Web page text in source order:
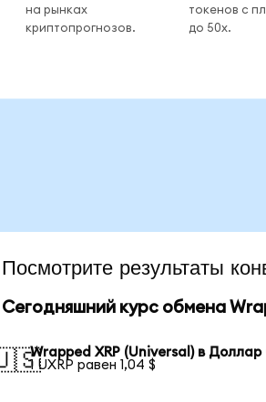
на рынках
криптопрогнозов.
токенов с
до 50x.
Посмотрите результаты
Сегодняшний курс обмена
Wrapped XRP (Universal) в
1 UXRP равен 1,04 $